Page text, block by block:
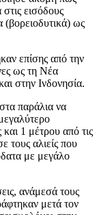
εισόδους
(βορειοδυτικά) ως
επίσης από την
ως τη Νέα
στην Ινδονησία.
παράλια να
1 μέτρου από τις
τους αλιείς που
με μεγάλο
ανάμεσά τους
μετά τον